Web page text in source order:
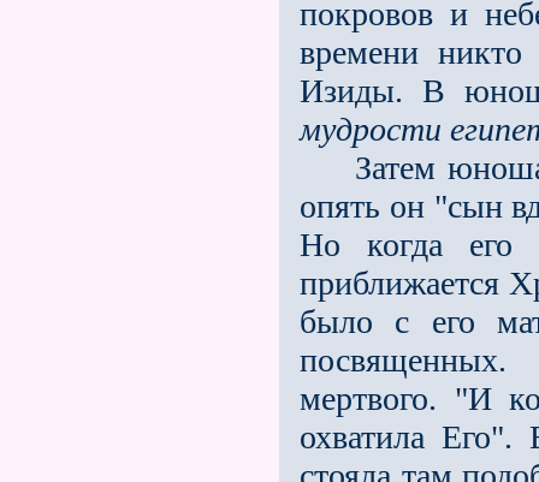
покровов и
времени
Изиды. В
мудрости
Затем юноша
опять он "сын
Но когда его
приближается
было с его
мертвого. "И
охватила Его".